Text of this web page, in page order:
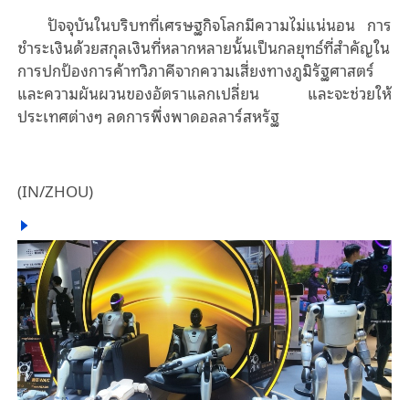
ปัจจุบันในบริบทที่เศรษฐกิจโลกมีความไม่แน่นอน การ
ชำระเงินด้วยสกุลเงินที่หลากหลายนั้นเป็นกลยุทธ์ที่สําคัญใน
การปกป้องการค้าทวิภาคีจากความเสี่ยงทางภูมิรัฐศาสตร์
และความผันผวนของอัตราแลกเปลี่ยน และจะช่วยให้
ประเทศต่างๆ ลดการพึ่งพาดอลลาร์สหรัฐ
(IN/ZHOU)